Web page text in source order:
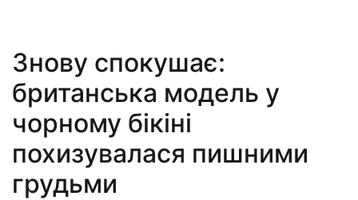
Знову спокушає:
британська модель у
чорному бікіні
похизувалася пишними
грудьми